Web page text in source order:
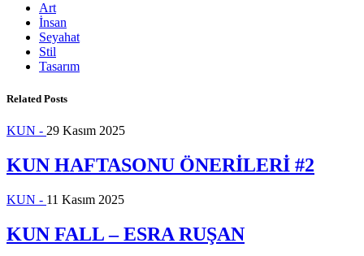
Art
İnsan
Seyahat
Stil
Tasarım
Related Posts
KUN - 29 Kasım 2025
KUN HAFTASONU ÖNERİLERİ #2
KUN - 11 Kasım 2025
KUN FALL – ESRA RUŞAN